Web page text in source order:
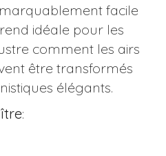
facile
idéale pour les
comment les airs
être transformés
élégants​​.
: